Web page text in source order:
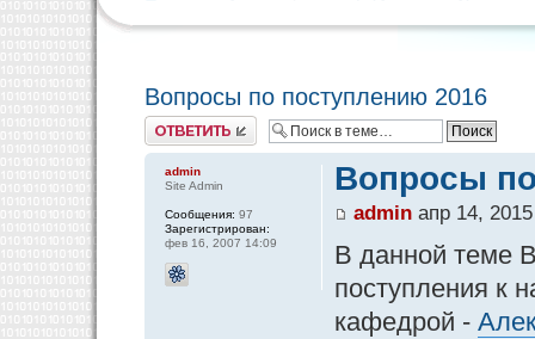
Вопросы по поступлению 2016
Ответить
Вопросы
admin апр 14,
В данной теме
поступления к
кафедрой -
admin
Site Admin
Сообщения: 97
Зарегистрирован:
фев 16, 2007 14:09